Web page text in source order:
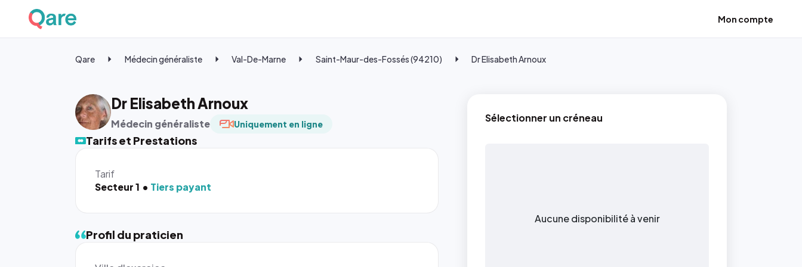
Mon compte
Qare Médecin généraliste Val-De-Marne Saint-Maur-des-Fossés (94210) Dr Elisabeth Arnoux
Dr Elisabeth Arnoux
Médecin généraliste Uniquement en ligne
Tarifs et Prestations
Tarif
Secteur 1
Tiers payant
Sélectionner un créneau
Aucune disponibilité à venir
Profil du praticien